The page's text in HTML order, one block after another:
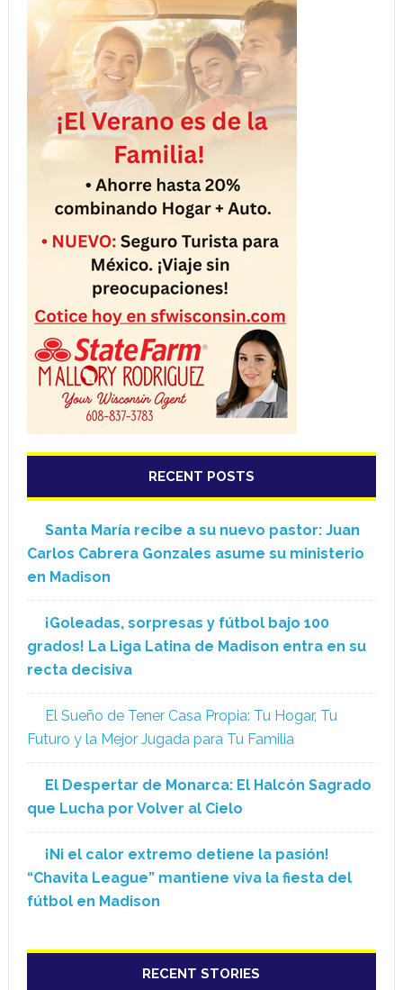
RECENT POSTS
Santa María recibe a su nuevo pastor: Juan
Carlos Cabrera Gonzales asume su ministerio
en Madison
¡Goleadas, sorpresas y fútbol bajo 100
grados! La Liga Latina de Madison entra en su
recta decisiva
El Sueño de Tener Casa Propia: Tu Hogar, Tu
Futuro y la Mejor Jugada para Tu Familia
El Despertar de Monarca: El Halcón Sagrado
que Lucha por Volver al Cielo
¡Ni el calor extremo detiene la pasión!
“Chavita League” mantiene viva la fiesta del
fútbol en Madison
RECENT STORIES